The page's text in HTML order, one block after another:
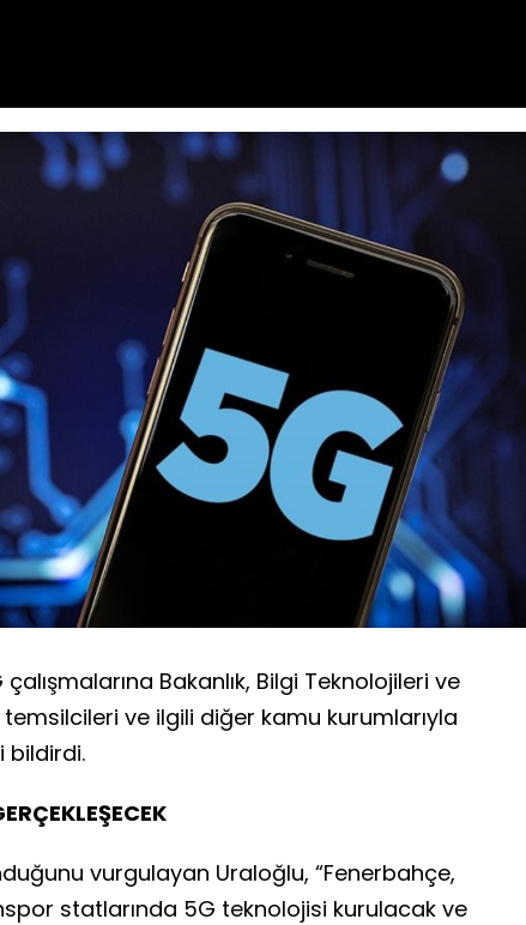
Bakanlık, Bilgi Teknolojileri ve
ve ilgili diğer kamu kurumlarıyla
bildirdi.
vurgulayan Uraloğlu, “Fenerbahçe,
statlarında 5G teknolojisi kurulacak ve